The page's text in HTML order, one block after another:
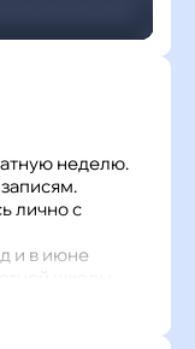
неделю.
лично с
и в июне
школы.
в